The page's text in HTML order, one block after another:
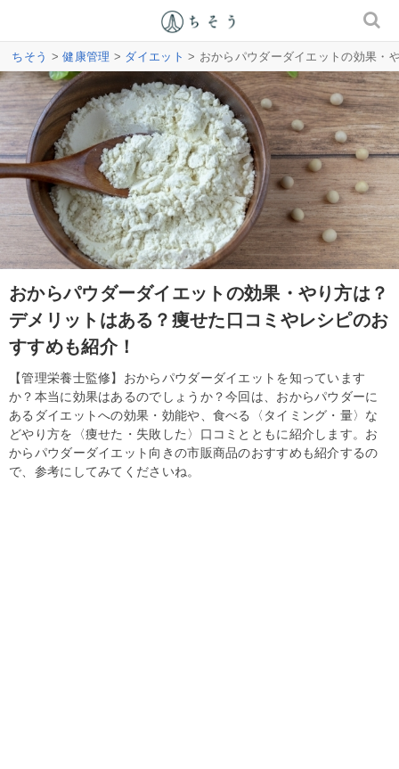
ちそう >健康管理 > ダイエット > おからパウダーダイエットの効果・
おからパウダーダイエットの効果・やり方は？
デメリットはある？痩せた口コミやレシピのお
すすめも紹介！
【管理栄養士監修】おからパウダーダイエットを知っています
か？本当に効果はあるのでしょうか？今回は、おからパウダーに
あるダイエットへの効果・効能や、食べる〈タイミング・量〉な
どやり方を〈痩せた・失敗した〉口コミとともに紹介します。お
からパウダーダイエット向きの市販商品のおすすめも紹介するの
で、参考にしてみてくださいね。